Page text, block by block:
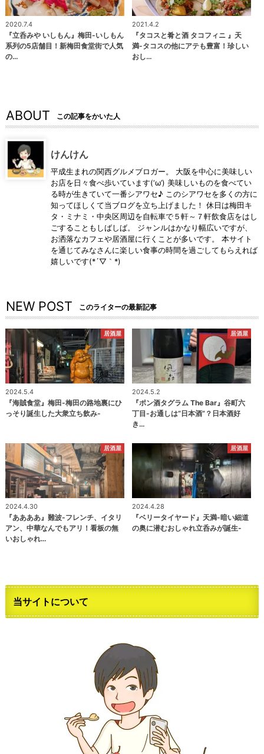
2020.7.4
『立呑みや いしもん』梅田-いしもん
系列の5店舗目！新梅田食堂街で人気
の…
2021.4.2
『タコスと肴と酒 タコフィニ 』天
満-タコスの他にアテも豊富！珍しい
おし…
ABOUT この記事をかいた人
けんけん
平成生まれの関西グルメブロガー。 大阪を中心に美味しい
お店を日々食べ歩いています(‘ω’) 美味しいものを食べてい
る時が生きていて一番シアワセ♪ このシアワセを多くの方に
知ってほしくて当ブログを立ち上げました！ 休日は梅田キ
タ・ミナミ・中央区周辺を自転車で５軒～７軒飲食店をはし
ごすることもしばしば。 ジャンルはかなり幅広いですが、
お洒落なカフェや居酒屋に行くことが多いです。 本サイト
を通じてみなさんに楽しい食事の時間を過ごしてもらえれば
嬉しいです(*´▽｀*)
NEW POST このライターの最新記事
居酒屋
2024.5.4
『海賊食堂』梅田-梅田の路地裏にひ
っそり誕生した大衆立ち飲み-
居酒屋
2024.5.2
『ポン酒タグラム The Bar』谷町六
丁目-お通しは“日本酒”？日本酒好
き…
居酒屋
2024.4.30
『ああああ』難波-フレンチ、イタリ
アン、中華なんでもアリ！看板の無
いおしゃれ…
居酒屋
2024.4.28
『ベリータイヤード』天満-暗い細道
の奥に潜むおしゃれ立呑みが誕生-
当サイトについて